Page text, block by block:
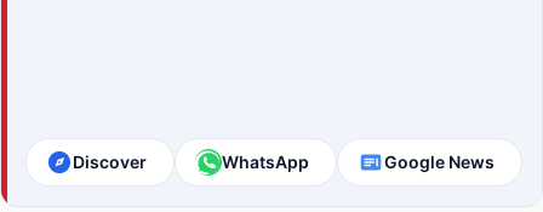
Discover WhatsApp Google News